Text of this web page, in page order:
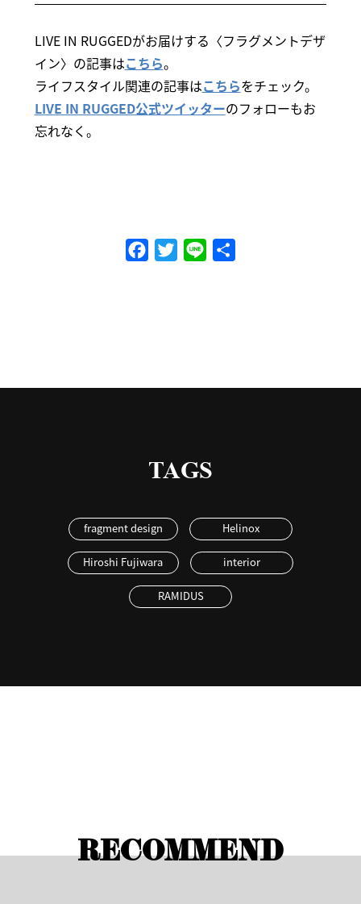
LIVE IN RUGGEDがお届けする〈フラグメントデザ
イン〉の記事はこちら。
ライフスタイル関連の記事はこちらをチェック。
LIVE IN RUGGED公式ツイッターのフォローもお
忘れなく。
FacebookTwitterLine
TAGS
fragment design Helinox
Hiroshi Fujiwara interior
RAMIDUS
RECOMMEND